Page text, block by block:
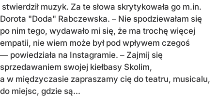
stwierdził muzyk. Za te słowa skrytykowała go m.in.
Dorota "Doda" Rabczewska. – Nie spodziewałam się
po nim tego, wydawało mi się, że ma trochę więcej
empatii, nie wiem może był pod wpływem czegoś
— powiedziała na Instagramie. – Zajmij się
sprzedawaniem swojej kiełbasy Skolim,
a w międzyczasie zapraszamy cię do teatru, musicalu,
do miejsc, gdzie są...